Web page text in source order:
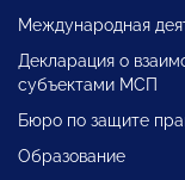
Международная
Декларация о
субъектами МСП
Бюро по защите
Образование